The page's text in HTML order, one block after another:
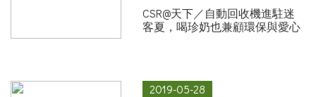
CSR@天下／自動回收機進駐迷
客夏，喝珍奶也兼顧環保與愛心
2019-05-28